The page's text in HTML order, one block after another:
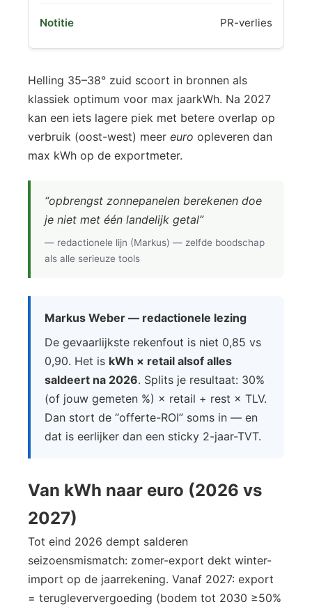
PR-verlies
Helling 35–38° zuid scoort in bronnen als
klassiek optimum voor max jaarkWh. Na 2027
kan een iets lagere piek met betere overlap op
verbruik (oost-west) meer euro opleveren dan
max kWh op de exportmeter.
“opbrengst zonnepanelen berekenen doe
je niet met één landelijk getal”
— redactionele lijn (Markus) — zelfde boodschap
als alle serieuze tools
Markus Weber — redactionele lezing
De gevaarlijkste rekenfout is niet 0,85 vs
0,90. Het is kWh × retail alsof alles
saldeert na 2026. Splits je resultaat: 30%
(of jouw gemeten %) × retail + rest × TLV.
Dan stort de “offerte-ROI” soms in — en
dat is eerlijker dan een sticky 2-jaar-TVT.
Van kWh naar euro (2026 vs
2027)
Tot eind 2026 dempt salderen
seizoensmismatch: zomer-export dekt winter-
import op de jaarrekening. Vanaf 2027: export
= terugleververgoeding (bodem tot 2030 ≥50%